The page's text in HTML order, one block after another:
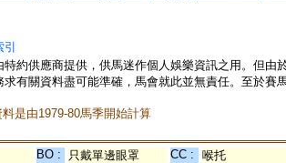
特約供應商提供，供馬迷作個人娛樂資訊之用。但
求有關資料盡可能準確，馬會就此並無責任。至於賽
是由1979-80馬季開始計算
BO : 只戴單邊眼罩 CC :
喉托